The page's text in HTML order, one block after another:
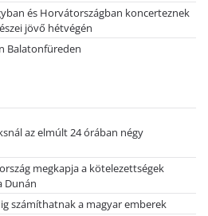
és Horvátországban koncerteznek
jövő hétvégén
Balatonfüreden
az elmúlt 24 órában négy
megkapja a kötelezettségek
Dunán
számíthatnak a magyar emberek